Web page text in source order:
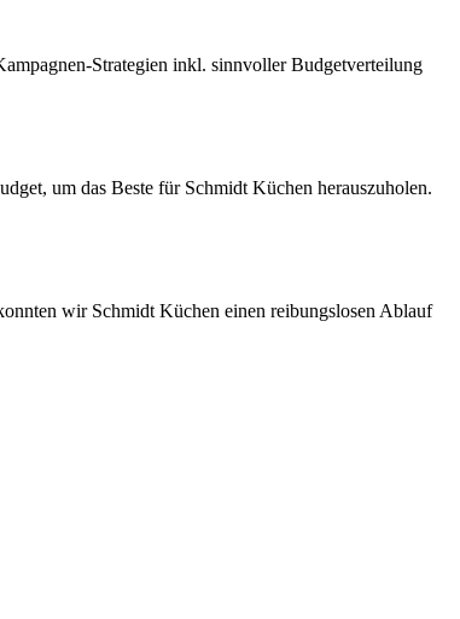
Strategien inkl. sinnvoller Budgetverteilung
um das Beste für Schmidt Küchen herauszuholen.
wir Schmidt Küchen einen reibungslosen Ablauf